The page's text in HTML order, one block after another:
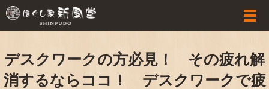
デスクワークの方必見！ その疲れ解
消するならココ！ デスクワークで疲